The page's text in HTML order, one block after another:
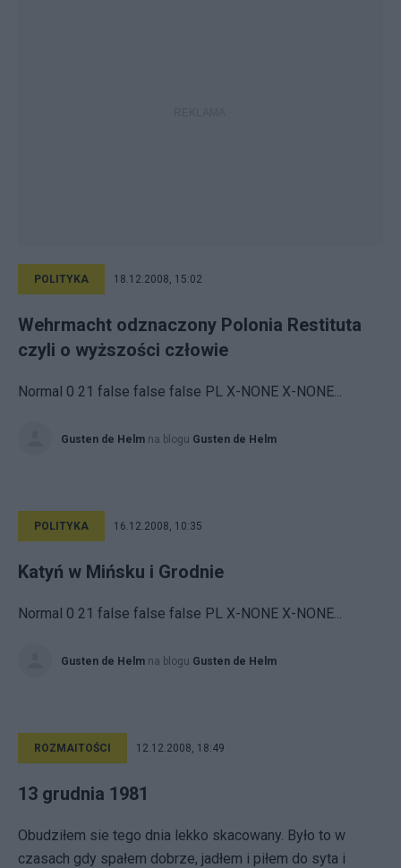
POLITYKA 18.12.2008, 15:02
Wehrmacht odznaczony Polonia Restituta
czyli o wyższości człowie
Normal 0 21 false false false PL X-NONE X-NONE...
Gusten de Helm na blogu Gusten de Helm
POLITYKA 16.12.2008, 10:35
Katyń w Mińsku i Grodnie
Normal 0 21 false false false PL X-NONE X-NONE...
Gusten de Helm na blogu Gusten de Helm
ROZMAITOŚCI 12.12.2008, 18:49
13 grudnia 1981
Obudziłem sie tego dnia lekko skacowany. Było to w
czasach gdy spałem dobrze, jadłem i piłem do syta i